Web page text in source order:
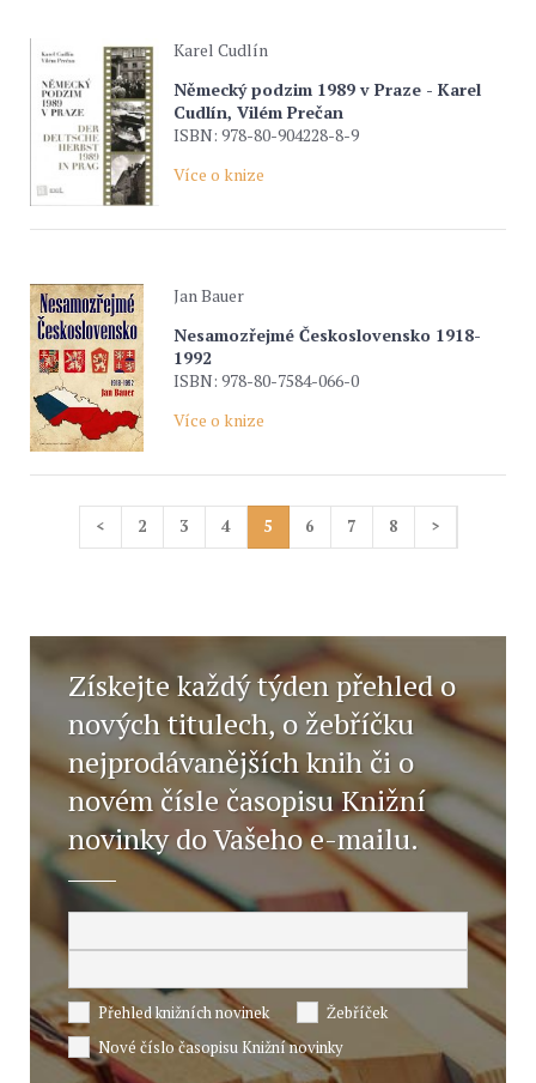
Karel Cudlín
Německý podzim 1989 v Praze - Karel
Cudlín, Vilém Prečan
ISBN: 978-80-904228-8-9
Více o knize
Jan Bauer
Nesamozřejmé Československo 1918-
1992
ISBN: 978-80-7584-066-0
Více o knize
< 2 3 4 5 6 7 8 >
Získejte každý týden přehled o
nových titulech, o žebříčku
nejprodávanějších knih či o
novém čísle časopisu Knižní
novinky do Vašeho e-mailu.
Přehled knižních novinek
Žebříček
Nové číslo časopisu Knižní novinky